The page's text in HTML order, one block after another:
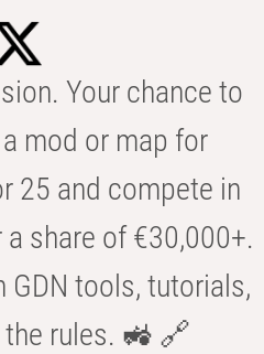
Your chance to
mod or map for
25 and compete in
share of €30,000+.
GDN tools, tutorials,
rules. 🚜 🔗